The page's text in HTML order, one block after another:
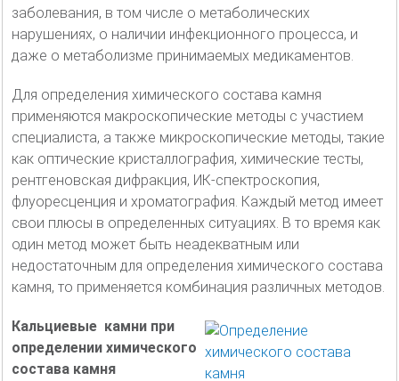
заболевания, в том числе о метаболических
нарушениях, о наличии инфекционного процесса, и
даже о метаболизме принимаемых медикаментов.
Для определения химического состава камня
применяются макроскопические методы с участием
специалиста, а также микроскопические методы, такие
как оптические кристаллография, химические тесты,
рентгеновская дифракция, ИК-спектроскопия,
флуоресценция и хроматография. Каждый метод имеет
свои плюсы в определенных ситуациях. В то время как
один метод может быть неадекватным или
недостаточным для определения химического состава
камня, то применяется комбинация различных методов.
Кальциевые камни при
определении химического
состава камня